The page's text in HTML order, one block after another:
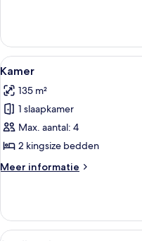
Alle
foto's
voor
Kamer
laden
5
Kamer
135 m²
1 slaapkamer
Max. aantal: 4
2 kingsize bedden
Meer informatie
Meer
Alle